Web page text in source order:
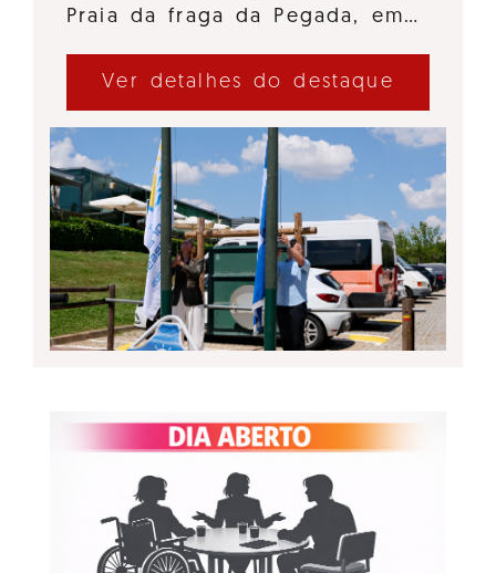
Praia da fraga da Pegada, em…
Ver detalhes do destaque